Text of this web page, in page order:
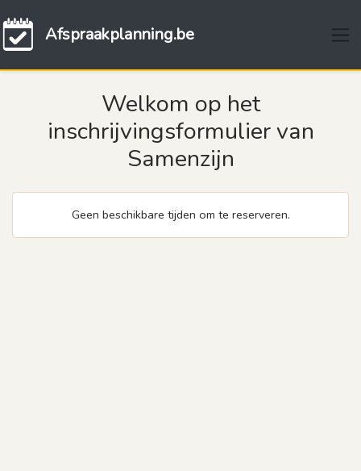
Afspraakplanning.be
Welkom op het
inschrijvingsformulier van
Samenzijn
Geen beschikbare tijden om te reserveren.